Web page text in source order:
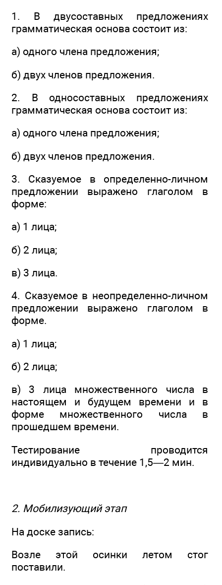
1. В двусоставных предложениях
грамматическая основа состоит из:
а) одного члена предложения;
б) двух членов предложения.
2. В односоставных предложениях
грамматическая основа состоит из:
а) одного члена предложения;
б) двух членов предложения.
3. Сказуемое в определенно-личном
предложении выражено глаголом в
форме:
а) 1 лица;
б) 2 лица;
в) 3 лица.
4. Сказуемое в неопределенно-личном
предложении выражено глаголом в
форме.
а) 1 лица;
б) 2 лица;
в) 3 лица множественного числа в
настоящем и будущем времени и в
форме множественного числа в
прошедшем времени.
Тестирование проводится
индивидуально в течение 1,5—2 мин.
2. Мобилизующий этап
На доске запись:
Возле этой осинки летом стог
поставили.